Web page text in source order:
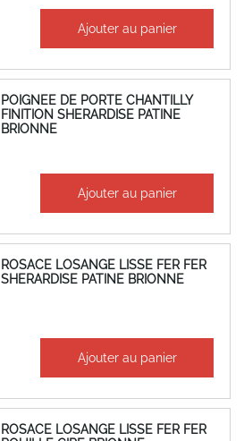
Ajouter au panier
POIGNEE DE PORTE CHANTILLY
FINITION SHERARDISE PATINE
BRIONNE
Ajouter au panier
ROSACE LOSANGE LISSE FER FER
SHERARDISE PATINE BRIONNE
Ajouter au panier
ROSACE LOSANGE LISSE FER FER